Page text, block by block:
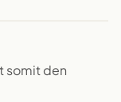
somit den